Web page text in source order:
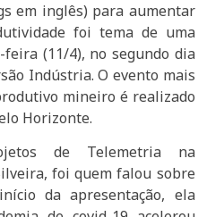
em inglês) para aumentar
foi tema de uma
(11/4), no segundo dia
Indústria. O evento mais
mineiro é realizado
Horizonte.
de Telemetria na
foi quem falou sobre
da apresentação, ela